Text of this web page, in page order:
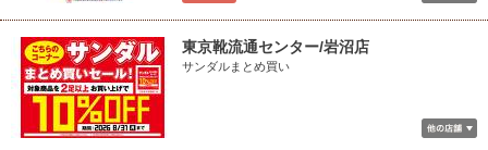
東京靴流通センター/岩沼店
サンダルまとめ買い